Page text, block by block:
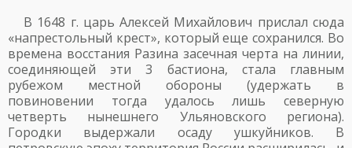
В 1648 г. царь Алексей Михайлович прислал сюда
«напрестольный крест», который еще сохранился. Во
времена восстания Разина засечная черта на линии,
соединяющей эти 3 бастиона, стала главным
рубежом местной обороны (удержать в
повиновении тогда удалось лишь северную
четверть нынешнего Ульяновского региона).
Городки выдержали осаду ушкуйников. В